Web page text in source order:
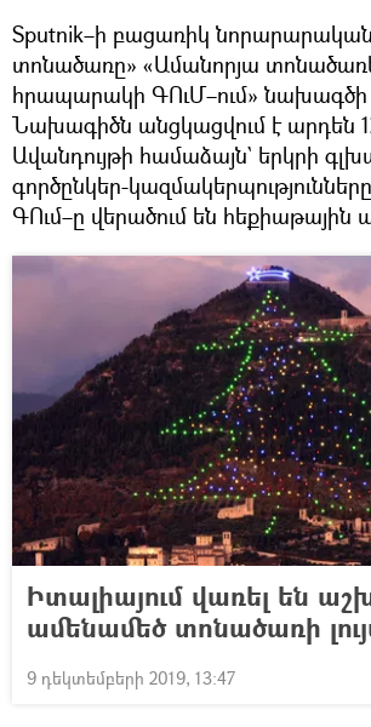
Sputnik–ի բացառիկ
տոնածառը» «Ամանորյա
հրապարակի ԳՈւՄ–ում» նախագծի
Նախագիծն անցկացվում է արդեն
Ավանդույթի համաձայն` երկրի
գործընկեր-
ԳՈւմ–ը վերածում են հեքիաթային
Իտալիայում վառել են
ամենամեծ տոնածառի
9 դեկտեմբերի 2019, 13:47